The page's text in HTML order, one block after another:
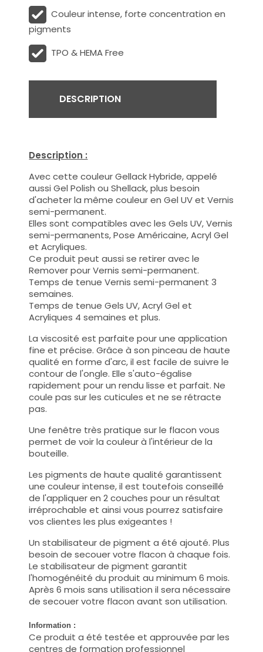
Couleur intense, forte concentration en
pigments
TPO & HEMA Free
DESCRIPTION
Description :
Avec cette couleur Gellack Hybride, appelé
aussi Gel Polish ou Shellack, plus besoin
d'acheter la même couleur en Gel UV et Vernis
semi-permanent.
Elles sont compatibles avec les Gels UV, Vernis
semi-permanents, Pose Américaine, Acryl Gel
et Acryliques.
Ce produit peut aussi se retirer avec le
Remover pour Vernis semi-permanent.
Temps de tenue Vernis semi-permanent 3
semaines.
Temps de tenue Gels UV, Acryl Gel et
Acryliques 4 semaines et plus.
La viscosité est parfaite pour une application
fine et précise. Grâce à son pinceau de haute
qualité en forme d'arc, il est facile de suivre le
contour de l'ongle. Elle s'auto-égalise
rapidement pour un rendu lisse et parfait. Ne
coule pas sur les cuticules et ne se rétracte
pas.
Une fenêtre très pratique sur le flacon vous
permet de voir la couleur à l'intérieur de la
bouteille.
Les pigments de haute qualité garantissent
une couleur intense, il est toutefois conseillé
de l'appliquer en 2 couches pour un résultat
irréprochable et ainsi vous pourrez satisfaire
vos clientes les plus exigeantes !
Un stabilisateur de pigment a été ajouté. Plus
besoin de secouer votre flacon à chaque fois.
Le stabilisateur de pigment garantit
l'homogénéité du produit au minimum 6 mois.
Après 6 mois sans utilisation il sera nécessaire
de secouer votre flacon avant son utilisation.
Information :
Ce produit a été testée et approuvée par les
centres de formation professionnel